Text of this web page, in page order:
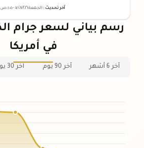
آخر تحديث : الجمعة ٠٧ /٠٨/٢٠٢٦ - ٠١:٠٥ ص
في أمريكا
آخر 6 أشهر آخر 90 يوم آخر 30 يوم